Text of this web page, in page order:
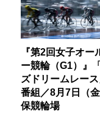
『第2回女子オー
ー競輪（G1）』
ズドリームレー
番組／8月7日（
保競輪場